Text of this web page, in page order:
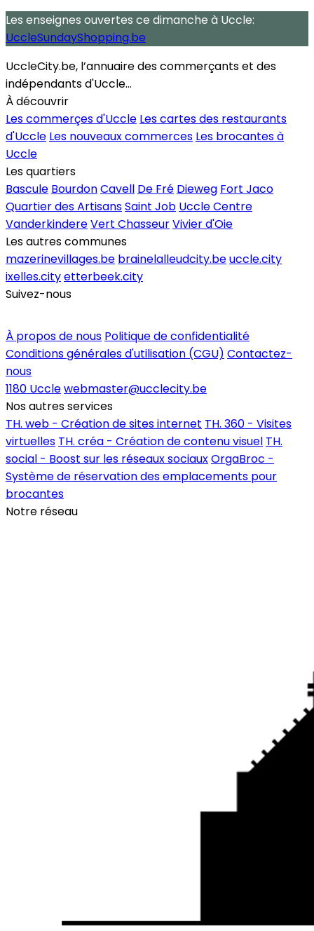
Les enseignes ouvertes ce dimanche à Uccle:
UccleSundayShopping.be
UccleCity.be, l’annuaire des commerçants et des
indépendants d'Uccle...
À découvrir
Les commerçes d'Uccle Les cartes des restaurants
d'Uccle Les nouveaux commerces Les brocantes à
Uccle
Les quartiers
Bascule BourdonCavell De Fré Dieweg Fort Jaco
Quartier des ArtisansSaint Job Uccle Centre
VanderkindereVert ChasseurVivier d'Oie
Les autres communes
mazerinevillages.be brainelalleudcity.beuccle.city
ixelles.cityetterbeek.city
Suivez-nous
À propos de nous Politique de confidentialité
Conditions générales d'utilisation (CGU) Contactez-
nous
1180 Ucclewebmaster@ucclecity.be
Nos autres services
TH. web - Création de sites internet TH. 360 - Visites
virtuelles TH. créa - Création de contenu visuel TH.
social - Boost sur les réseaux sociauxOrgaBroc -
Système de réservation des emplacements pour
brocantes
Notre réseau